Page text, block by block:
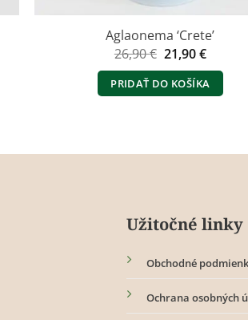
Aglaonema ‘Crete’
26,90€ Pôvodná
cena
bola:
26,90 €.
21,90€
je:
21,90 €.
PRIDAŤ DO KOŠÍKA
Užitočné linky
Obchodné
Ochrana osobných